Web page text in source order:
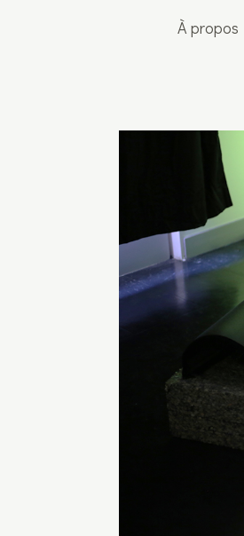
À propos